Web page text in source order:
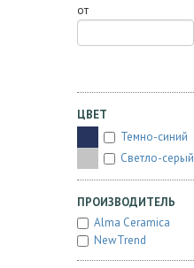
от
ЦВЕТ
Темно-синий
Светло-серый
ПРОИЗВОДИТЕЛЬ
Alma Ceramica
NewTrend